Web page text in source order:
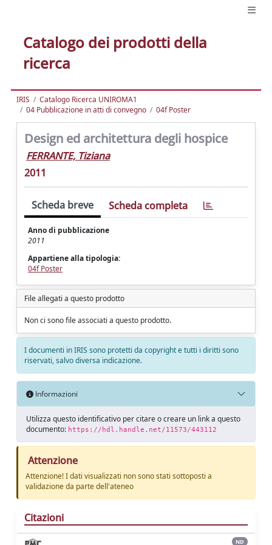
Catalogo dei prodotti della
ricerca
IRIS
Catalogo Ricerca UNIROMA1
04 Pubblicazione in atti di convegno
04f Poster
Design ed architettura degli hospice
FERRANTE, Tiziana
2011
Scheda breve Scheda completa
Anno di pubblicazione
2011
Appartiene alla tipologia:
04f Poster
File allegati a questo prodotto
Non ci sono file associati a questo prodotto.
I documenti in IRIS sono protetti da copyright e tutti i diritti sono
riservati, salvo diversa indicazione.
Informazioni
Utilizza questo identificativo per citare o creare un link a questo
documento: https://hdl.handle.net/11573/443112
Attenzione
Attenzione! I dati visualizzati non sono stati sottoposti a
validazione da parte dell'ateneo
Citazioni
ND